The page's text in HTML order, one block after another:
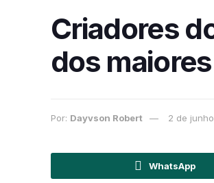
Criadores
dos
Por: Dayvson Robert 2 de
WhatsApp